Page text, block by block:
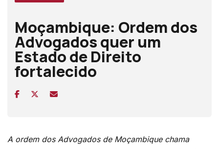
Moçambique: Ordem dos
Advogados quer um
Estado de Direito
fortalecido
A ordem dos Advogados de Moçambique chama